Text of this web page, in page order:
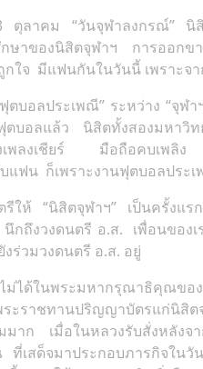
าคม “วันจุฬาลงกรณ์” นิสิ
กษาของนิสิตจุฬาฯ การออ
จ มีแฟนกันในวันนี้ เพราะจา
บอลประเพณี” ระหว่าง “จุ
ตบอลแล้ว นิสิตทั้งสองมหาวิ
ลงเชียร์ มือถือคบเพลิง แ
ฟน ก็เพราะงานฟุตบอลปร
รีให้ “นิสิตจุฬาฯ” เป็นครั้ง
ถึงวงดนตรี อ.ส. เพื่อนของ
ร่วมวงดนตรี อ.ส. อยู่
ม่ได้ในพระมหากรุณาธิคุณ
พระราชทานปริญญาบัตรแก่
มาก เมื่อในหลวงรับสั่งหลัง
เสด็จมาประกอบภารกิจใน